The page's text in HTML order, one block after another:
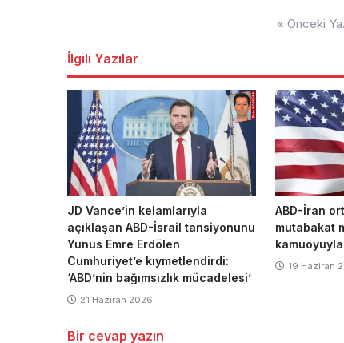
« Önceki
İlgili Yazılar
JD Vance’in kelamlarıyla
açıklaşan ABD-İsrail tansiyonunu
Yunus Emre Erdölen
Cumhuriyet’e kıymetlendirdi:
‘ABD’nin bağımsızlık mücadelesi’
21 Haziran 2026
ABD-İran
mutabakat
kamuoyuyla
19 Haziran
Bir cevap yazın